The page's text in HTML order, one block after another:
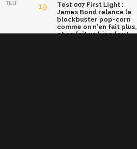
TEST 19
Test 007 First Light :
James Bond relance le
blockbuster pop-corn
comme on n'en fait plus,
et ça fait un bien fou !